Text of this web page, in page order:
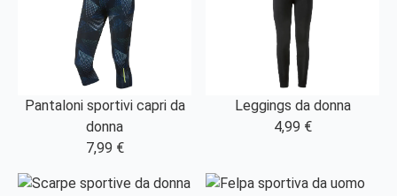
Pantaloni sportivi capri da
donna
7,99 €
Leggings da donna
4,99 €